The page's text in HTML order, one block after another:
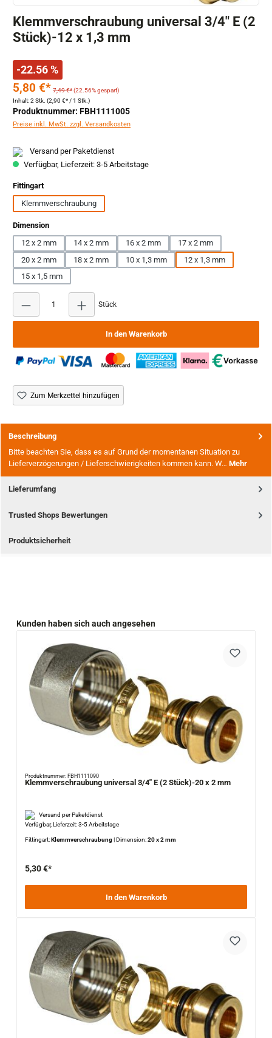
Klemmverschraubung universal 3/4" E (2
Stück)-12 x 1,3 mm
-22.56 %
5,80 €* 7,49 €*(22.56% gespart)
Inhalt:2 Stk. (2,90 €* / 1 Stk.)
Produktnummer: FBH1111005
Preise inkl. MwSt. zzgl. Versandkosten
Versand per Paketdienst
Verfügbar, Lieferzeit: 3-5 Arbeitstage
Fittingartauswählen
Klemmverschraubung
Dimensionauswählen
12 x 2 mm
14 x 2 mm 16 x 2 mm
17 x 2 mm
20 x 2 mm
18 x 2 mm 10 x 1,3 mm
12 x 1,3 mm
15 x 1,5 mm
Stück
In den Warenkorb
Zum Merkzettel hinzufügen
Beschreibung
Bitte beachten Sie, dass es auf Grund der momentanen Situation zu
Lieferverzögerungen / Lieferschwierigkeiten kommen kann. W… Mehr
Lieferumfang
Trusted Shops Bewertungen
Produktsicherheit
Produktgalerie überspringen
Kunden haben sich auch angesehen
Produktnummer: FBH1111090
Klemmverschraubung universal 3/4" E (2 Stück)-20 x 2 mm
Versand per Paketdienst
Verfügbar, Lieferzeit: 3-5 Arbeitstage
Fittingart:Klemmverschraubung|Dimension:20 x 2 mm
5,30 €*
In den Warenkorb